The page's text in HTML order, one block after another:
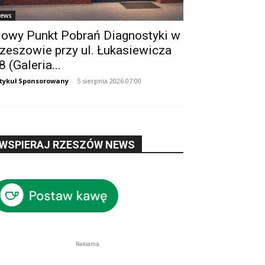
Punkt Pobrań Diagnostyki w
przy ul. Łukasiewicza
(Galeria...
Sponsorowany - 5 sierpnia 2026 07:00
RZESZÓW NEWS
Reklama